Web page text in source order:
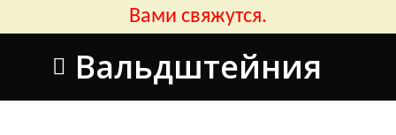
Вами свяжутся.
Вальдштейния